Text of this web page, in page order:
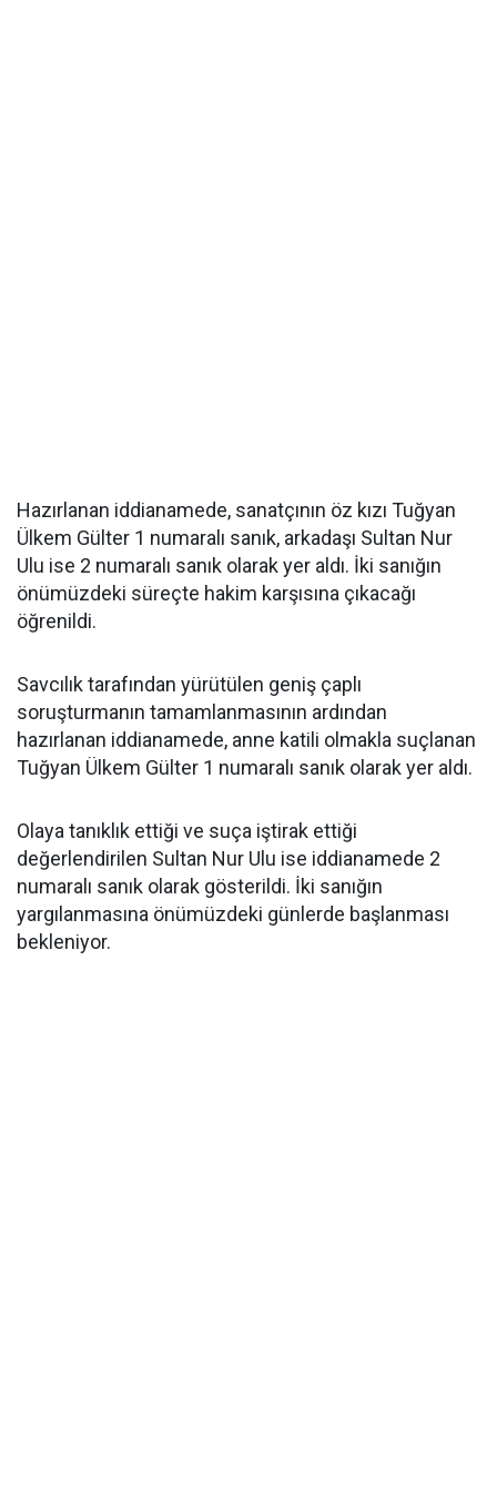
Hazırlanan iddianamede, sanatçının öz kızı Tuğyan
Ülkem Gülter 1 numaralı sanık, arkadaşı Sultan Nur
Ulu ise 2 numaralı sanık olarak yer aldı. İki sanığın
önümüzdeki süreçte hakim karşısına çıkacağı
öğrenildi.
Savcılık tarafından yürütülen geniş çaplı
soruşturmanın tamamlanmasının ardından
hazırlanan iddianamede, anne katili olmakla suçlanan
Tuğyan Ülkem Gülter 1 numaralı sanık olarak yer aldı.
Olaya tanıklık ettiği ve suça iştirak ettiği
değerlendirilen Sultan Nur Ulu ise iddianamede 2
numaralı sanık olarak gösterildi. İki sanığın
yargılanmasına önümüzdeki günlerde başlanması
bekleniyor.